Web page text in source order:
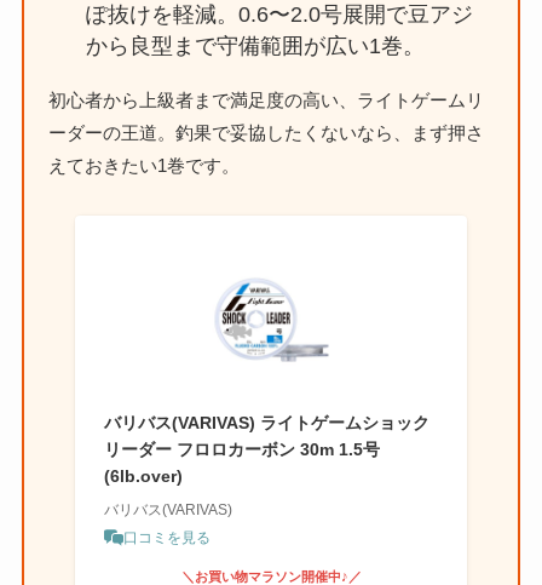
ぽ抜けを軽減。0.6〜2.0号展開で豆アジ
から良型まで守備範囲が広い1巻。
初心者から上級者まで満足度の高い、ライトゲームリ
ーダーの王道。釣果で妥協したくないなら、まず押さ
えておきたい1巻です。
バリバス(VARIVAS) ライトゲームショック
リーダー フロロカーボン 30m 1.5号
(6lb.over)
バリバス(VARIVAS)
口コミを見る
＼お買い物マラソン開催中♪／